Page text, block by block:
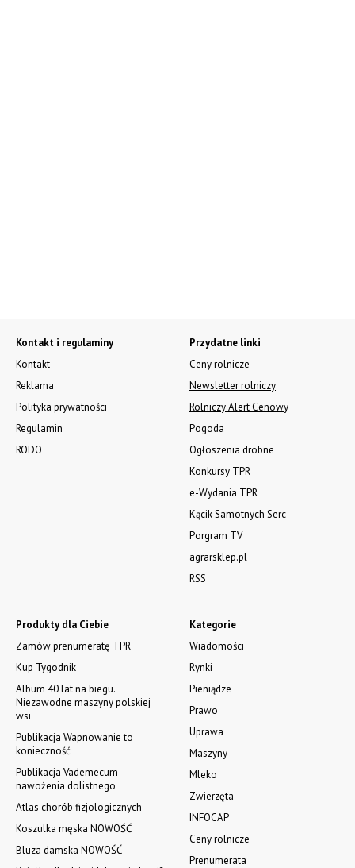
Kontakt i regulaminy
Kontakt
Reklama
Polityka prywatności
Regulamin
RODO
Kategorie
Wiadomości
Rynki
Pieniądze
Prawo
Uprawa
Maszyny
Mleko
Zwierzęta
INFOCAP
Ceny rolnicze
Prenumerata
Produkty dla Ciebie
Zamów prenumeratę TPR
Kup Tygodnik
Album 40 lat na biegu.
Niezawodne maszyny polskiej
wsi
Publikacja Wapnowanie to
konieczność
Publikacja Vademecum
nawożenia dolistnego
Atlas chorób fizjologicznych
Koszulka męska NOWOŚĆ
Bluza damska NOWOŚĆ
Przydatne linki
Ceny rolnicze
Newsletter rolniczy
Rolniczy Alert Cenowy
Pogoda
Ogłoszenia drobne
Konkursy TPR
e-Wydania TPR
Kącik Samotnych Serc
Porgram TV
agrarsklep.pl
RSS